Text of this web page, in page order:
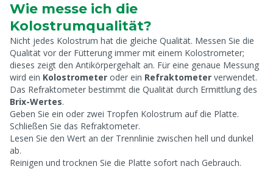
Wie messe ich die
Kolostrumqualität?
Nicht jedes Kolostrum hat die gleiche Qualität. Messen Sie die
Qualität vor der Fütterung immer mit einem Kolostrometer;
dieses zeigt den Antikörpergehalt an. Für eine genaue Messung
wird ein Kolostrometer oder ein Refraktometer verwendet.
Das Refraktometer bestimmt die Qualität durch Ermittlung des
Brix-Wertes.
Geben Sie ein oder zwei Tropfen Kolostrum auf die Platte.
Schließen Sie das Refraktometer.
Lesen Sie den Wert an der Trennlinie zwischen hell und dunkel
ab.
Reinigen und trocknen Sie die Platte sofort nach Gebrauch.